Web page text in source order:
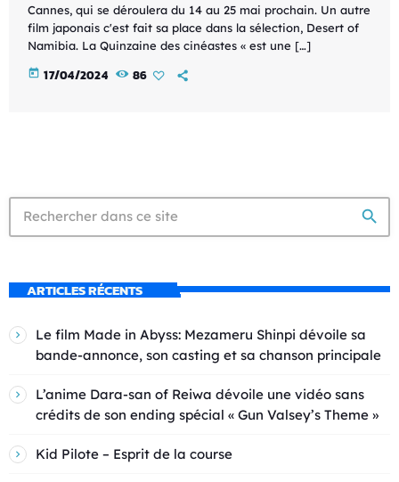
Cannes, qui se déroulera du 14 au 25 mai prochain. Un autre
film japonais c'est fait sa place dans la sélection, Desert of
Namibia. La Quinzaine des cinéastes « est une […]
today 17/04/2024 86
search
ARTICLES RÉCENTS
Le film Made in Abyss: Mezameru Shinpi dévoile sa
bande-annonce, son casting et sa chanson principale
L’anime Dara-san of Reiwa dévoile une vidéo sans
crédits de son ending spécial « Gun Valsey’s Theme »
Kid Pilote – Esprit de la course